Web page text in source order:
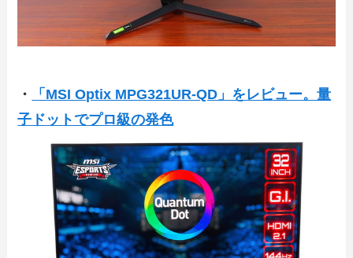
・
「MSI Optix MPG321UR-QD」をレビュー。量
子ドットでプロ級の発色